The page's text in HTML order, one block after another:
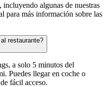
algunas de nuestras
para más información sobre las
restaurante?
a solo 5 minutos del
Puedes llegar en coche o
fácil acceso.